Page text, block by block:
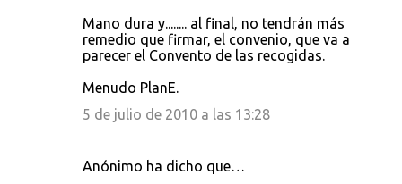
Mano dura y........ al final, no tendrán más
remedio que firmar, el convenio, que va a
parecer el Convento de las recogidas.
Menudo PlanE.
5 de julio de 2010 a las 13:28
Anónimo ha dicho que…